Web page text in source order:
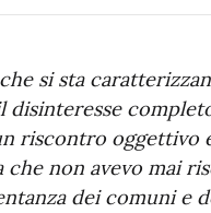
si sta
riscontro
non avevo mai
dei comuni e